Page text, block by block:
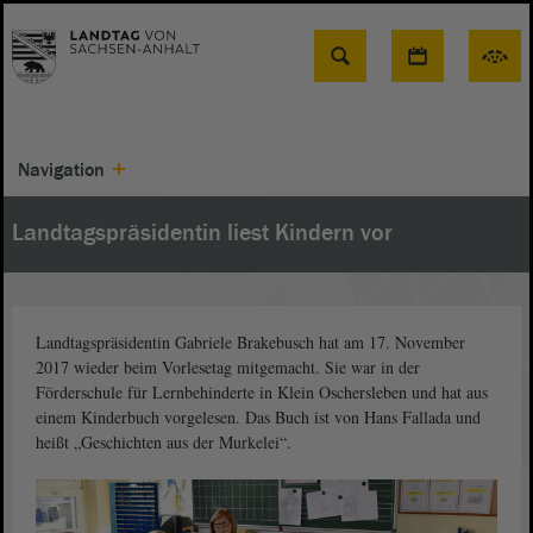
Suche
Navigation
Landtagspräsidentin liest Kindern vor
Landtagspräsidentin Gabriele Brakebusch hat am 17. November
2017 wieder beim Vorlesetag mitgemacht. Sie war in der
Förderschule für Lernbehinderte in Klein Oschersleben und hat aus
einem Kinderbuch vorgelesen. Das Buch ist von Hans Fallada und
heißt „Geschichten aus der Murkelei“.